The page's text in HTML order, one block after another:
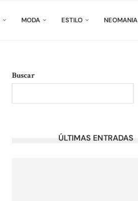
MODA ESTILO NEOMANIA
Buscar
ÚLTIMAS ENTRADAS